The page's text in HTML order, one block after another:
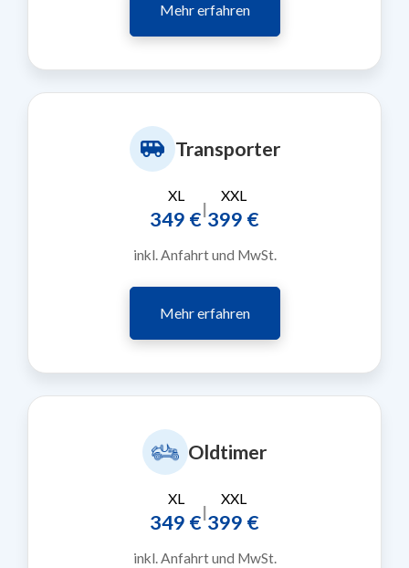
Mehr erfahren
Transporter
XL
349 €|
XXL
399 €
inkl. Anfahrt und MwSt.
Mehr erfahren
Oldtimer
XL
349 €|
XXL
399 €
inkl. Anfahrt und MwSt.